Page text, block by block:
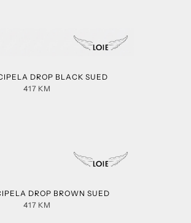
DROP BLACK SUED
417 KM
DROP BROWN SUED
417 KM